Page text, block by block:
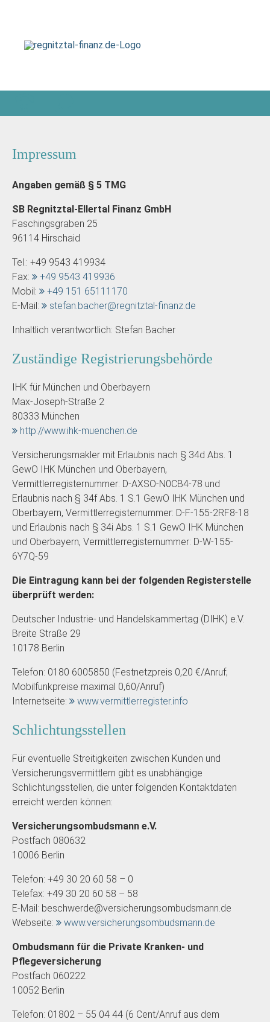
Impressum
Angaben gemäß § 5 TMG
SB Regnitztal-Ellertal Finanz GmbH
Faschingsgraben 25
96114 Hirschaid
Tel.: +49 9543 419934
Fax:
+49 9543 419936
Mobil:
+49 151 65111170
E-Mail:
stefan.bacher@regnitztal-finanz.de
Inhaltlich verantwortlich: Stefan Bacher
Zuständige Registrierungsbehörde
IHK für München und Oberbayern
Max-Joseph-Straße 2
80333 München
http://www.ihk-muenchen.de
Versicherungsmakler mit Erlaubnis nach § 34d Abs. 1
GewO IHK München und Oberbayern,
Vermittlerregisternummer: D-AXSO-N0CB4-78 und
Erlaubnis nach § 34f Abs. 1 S.1 GewO IHK München und
Oberbayern, Vermittlerregisternummer: D-F-155-2RF8-18
und Erlaubnis nach § 34i Abs. 1 S.1 GewO IHK München
und Oberbayern, Vermittlerregisternummer: D-W-155-
6Y7Q-59
Die Eintragung kann bei der folgenden Registerstelle
überprüft werden:
Deutscher Industrie- und Handelskammertag (DIHK) e.V.
Breite Straße 29
10178 Berlin
Telefon: 0180 6005850 (Festnetzpreis 0,20 €/Anruf;
Mobilfunkpreise maximal 0,60/Anruf)
Internetseite:
www.vermittlerregister.info
Schlichtungsstellen
Für eventuelle Streitigkeiten zwischen Kunden und
Versicherungsvermittlern gibt es unabhängige
Schlichtungsstellen, die unter folgenden Kontaktdaten
erreicht werden können:
Versicherungsombudsmann e.V.
Postfach 080632
10006 Berlin
Telefon: +49 30 20 60 58 – 0
Telefax: +49 30 20 60 58 – 58
E-Mail: beschwerde@versicherungsombudsmann.de
Webseite:
www.versicherungsombudsmann.de
Ombudsmann für die Private Kranken- und
Pflegeversicherung
Postfach 060222
10052 Berlin
Telefon: 01802 – 55 04 44 (6 Cent/Anruf aus dem